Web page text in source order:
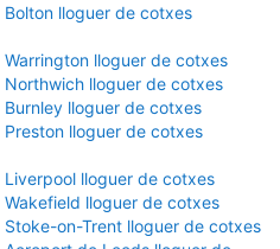
Bolton lloguer de cotxes
Warrington lloguer de cotxes
Northwich lloguer de cotxes
Burnley lloguer de cotxes
Preston lloguer de cotxes
Liverpool lloguer de cotxes
Wakefield lloguer de cotxes
Stoke-on-Trent lloguer de cotxes